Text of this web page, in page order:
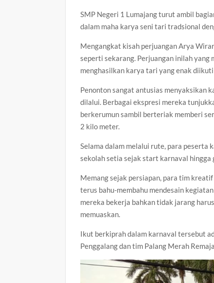
SMP Negeri 1 Lumajang turut ambil
dalam maha karya seni tari tradsional
Mengangkat kisah perjuangan Arya
seperti sekarang. Perjuangan inilah
menghasilkan karya tari yang enak
Penonton sangat antusias menyaksikan
dilalui. Berbagai ekspresi mereka
berkerumun sambil berteriak memberi
2 kilo meter.
Selama dalam melalui rute, para peserta
sekolah setia sejak start karnaval
Memang sejak persiapan, para tim
terus bahu-membahu mendesain
mereka bekerja bahkan tidak jarang
memuaskan.
Ikut berkiprah dalam karnaval tersebut
Penggalang dan tim Palang Merah